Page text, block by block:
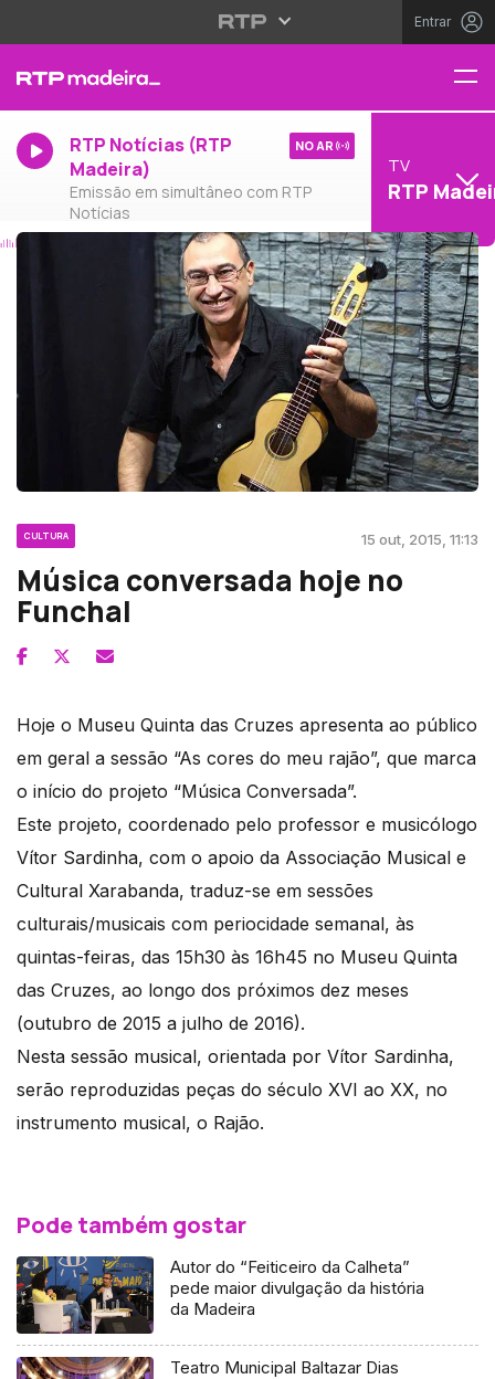
Entrar
RTP Notícias (RTP
Madeira)
Emissão em simultâneo com RTP
Notícias
NO AR
TV
RTP
CULTURA 15 out, 2015, 11:13
Música conversada hoje no
Funchal
Hoje o Museu Quinta das Cruzes apresenta ao público
em geral a sessão “As cores do meu rajão”, que marca
o início do projeto “Música Conversada”.
Este projeto, coordenado pelo professor e musicólogo
Vítor Sardinha, com o apoio da Associação Musical e
Cultural Xarabanda, traduz-se em sessões
culturais/musicais com periocidade semanal, às
quintas-feiras, das 15h30 às 16h45 no Museu Quinta
das Cruzes, ao longo dos próximos dez meses
(outubro de 2015 a julho de 2016).
Nesta sessão musical, orientada por Vítor Sardinha,
serão reproduzidas peças do século XVI ao XX, no
instrumento musical, o Rajão.
Pode também gostar
Autor do “Feiticeiro da Calheta”
pede maior divulgação da história
da Madeira
Teatro Municipal Baltazar Dias